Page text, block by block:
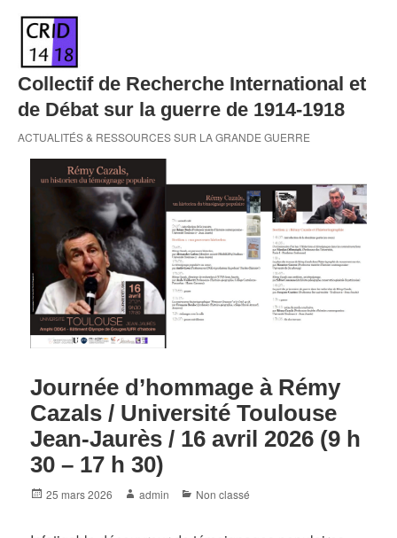
content
Collectif de Recherche International et
de Débat sur la guerre de 1914-1918
ACTUALITÉS & RESSOURCES SUR LA GRANDE GUERRE
Journée d’hommage à Rémy
Cazals / Université Toulouse
Jean-Jaurès / 16 avril 2026 (9 h
30 – 17 h 30)
Posted
25 mars 2026 Author
admin Categories
Non classé